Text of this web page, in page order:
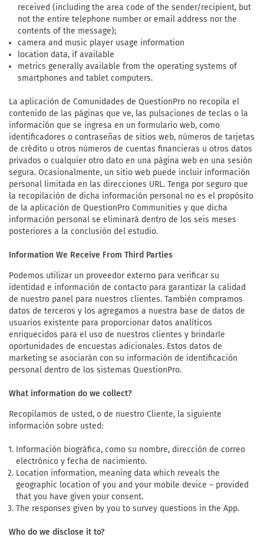
received (including the area code of the sender/recipient, but
not the entire telephone number or email address nor the
contents of the message);
camera and music player usage information
location data, if available
metrics generally available from the operating systems of
smartphones and tablet computers.
La aplicación de Comunidades de QuestionPro no recopila el
contenido de las páginas que ve, las pulsaciones de teclas o la
información que se ingresa en un formulario web, como
identificadores o contraseñas de sitios web, números de tarjetas
de crédito u otros números de cuentas financieras u otros datos
privados o cualquier otro dato en una página web en una sesión
segura. Ocasionalmente, un sitio web puede incluir información
personal limitada en las direcciones URL. Tenga por seguro que
la recopilación de dicha información personal no es el propósito
de la aplicación de QuestionPro Communities y que dicha
información personal se eliminará dentro de los seis meses
posteriores a la conclusión del estudio.
Information We Receive From Third Parties
Podemos utilizar un proveedor externo para verificar su
identidad e información de contacto para garantizar la calidad
de nuestro panel para nuestros clientes. También compramos
datos de terceros y los agregamos a nuestra base de datos de
usuarios existente para proporcionar datos analíticos
enriquecidos para el uso de nuestros clientes y brindarle
oportunidades de encuestas adicionales. Estos datos de
marketing se asociarán con su información de identificación
personal dentro de los sistemas QuestionPro.
What information do we collect?
Recopilamos de usted, o de nuestro Cliente, la siguiente
información sobre usted:
Información biográfica, como su nombre, dirección de correo
electrónico y fecha de nacimiento.
Location information, meaning data which reveals the
geographic location of you and your mobile device – provided
that you have given your consent.
The responses given by you to survey questions in the App.
Who do we disclose it to?